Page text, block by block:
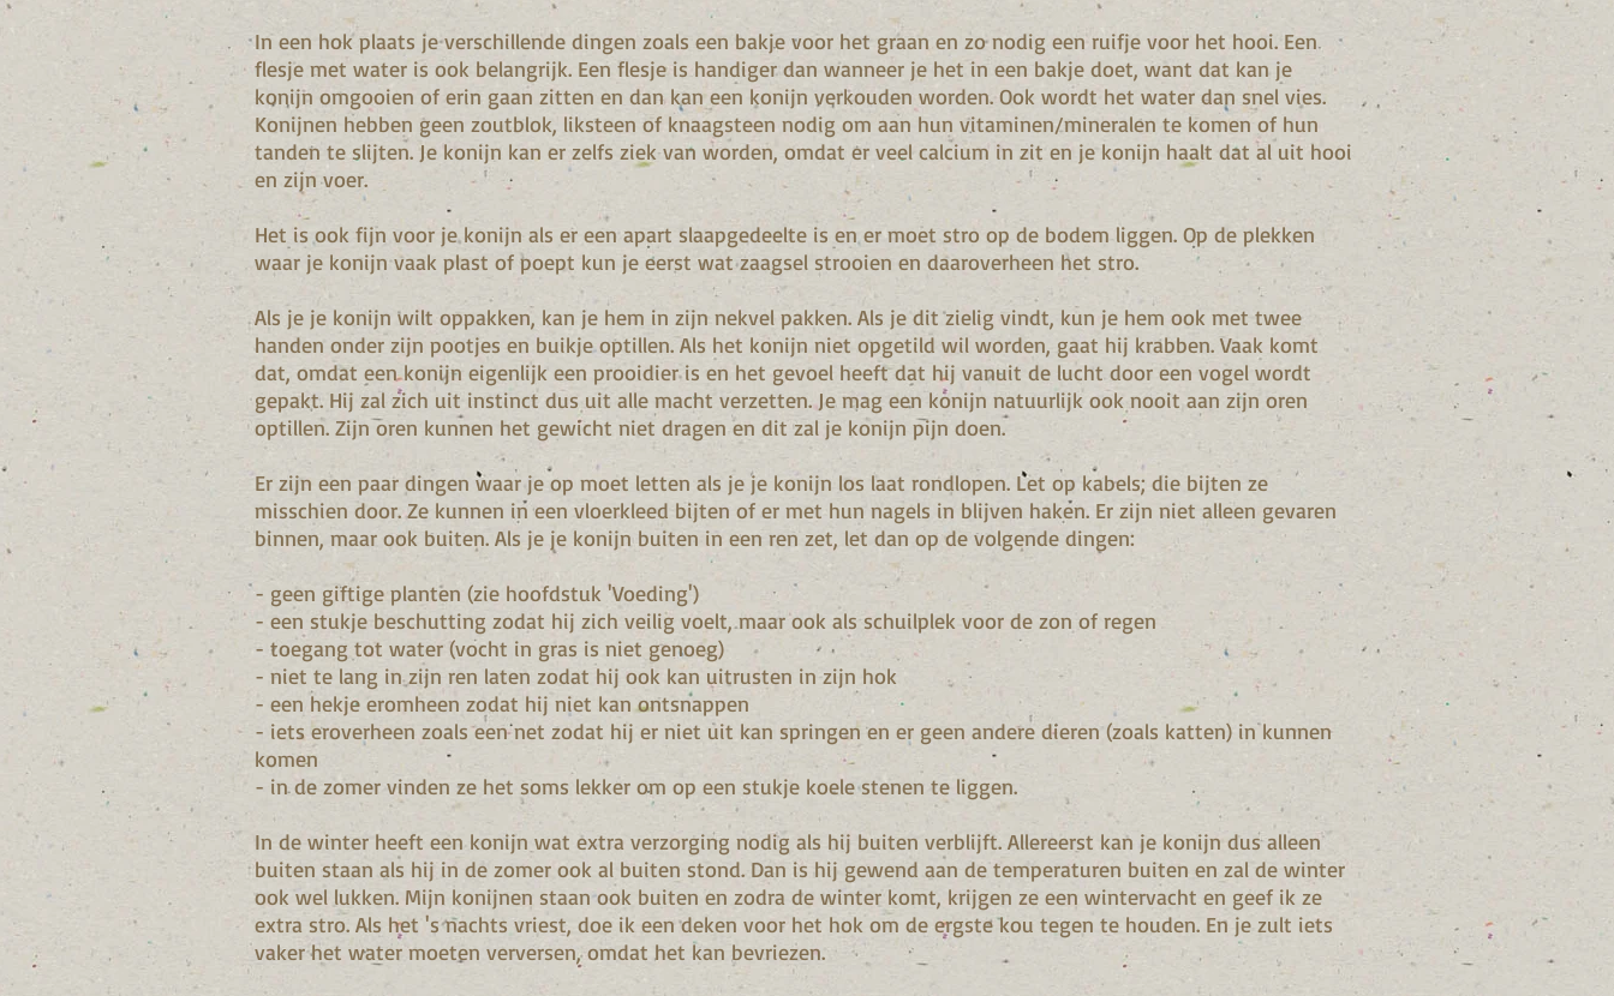
In een hok plaats je verschillende dingen zoals een bakje voor het graan en zo nodig een ruifje voor het hooi. Een
flesje met water is ook belangrijk. Een flesje is handiger dan wanneer je het in een bakje doet, want dat kan je
konijn omgooien of erin gaan zitten en dan kan een konijn verkouden worden. Ook wordt het water dan snel vies.
Konijnen hebben geen zoutblok, liksteen of knaagsteen nodig om aan hun vitaminen/mineralen te komen of hun
tanden te slijten. Je konijn kan er zelfs ziek van worden, omdat er veel calcium in zit en je konijn haalt dat al uit hooi
en zijn voer.
Het is ook fijn voor je konijn als er een apart slaapgedeelte is en er moet stro op de bodem liggen. Op de plekken
waar je konijn vaak plast of poept kun je eerst wat zaagsel strooien en daaroverheen het stro.
Als je je konijn wilt oppakken, kan je hem in zijn nekvel pakken. Als je dit zielig vindt, kun je hem ook met twee
handen onder zijn pootjes en buikje optillen. Als het konijn niet opgetild wil worden, gaat hij krabben. Vaak komt
dat, omdat een konijn eigenlijk een prooidier is en het gevoel heeft dat hij vanuit de lucht door een vogel wordt
gepakt. Hij zal zich uit instinct dus uit alle macht verzetten. Je mag een konijn natuurlijk ook nooit aan zijn oren
optillen. Zijn oren kunnen het gewicht niet dragen en dit zal je konijn pijn doen.
Er zijn een paar dingen waar je op moet letten als je je konijn los laat rondlopen. Let op kabels; die bijten ze
misschien door. Ze kunnen in een vloerkleed bijten of er met hun nagels in blijven haken. Er zijn niet alleen gevaren
binnen, maar ook buiten. Als je je konijn buiten in een ren zet, let dan op de volgende dingen:
- geen giftige planten (zie hoofdstuk 'Voeding')
- een stukje beschutting zodat hij zich veilig voelt, maar ook als schuilplek voor de zon of regen
- toegang tot water (vocht in gras is niet genoeg)
- niet te lang in zijn ren laten zodat hij ook kan uitrusten in zijn hok
- een hekje eromheen zodat hij niet kan ontsnappen
- iets eroverheen zoals een net zodat hij er niet uit kan springen en er geen andere dieren (zoals katten) in kunnen
komen
- in de zomer vinden ze het soms lekker om op een stukje koele stenen te liggen.
In de winter heeft een konijn wat extra verzorging nodig als hij buiten verblijft. Allereerst kan je konijn dus alleen
buiten staan als hij in de zomer ook al buiten stond. Dan is hij gewend aan de temperaturen buiten en zal de winter
ook wel lukken. Mijn konijnen staan ook buiten en zodra de winter komt, krijgen ze een wintervacht en geef ik ze
extra stro. Als het 's nachts vriest, doe ik een deken voor het hok om de ergste kou tegen te houden. En je zult iets
vaker het water moeten verversen, omdat het kan bevriezen.